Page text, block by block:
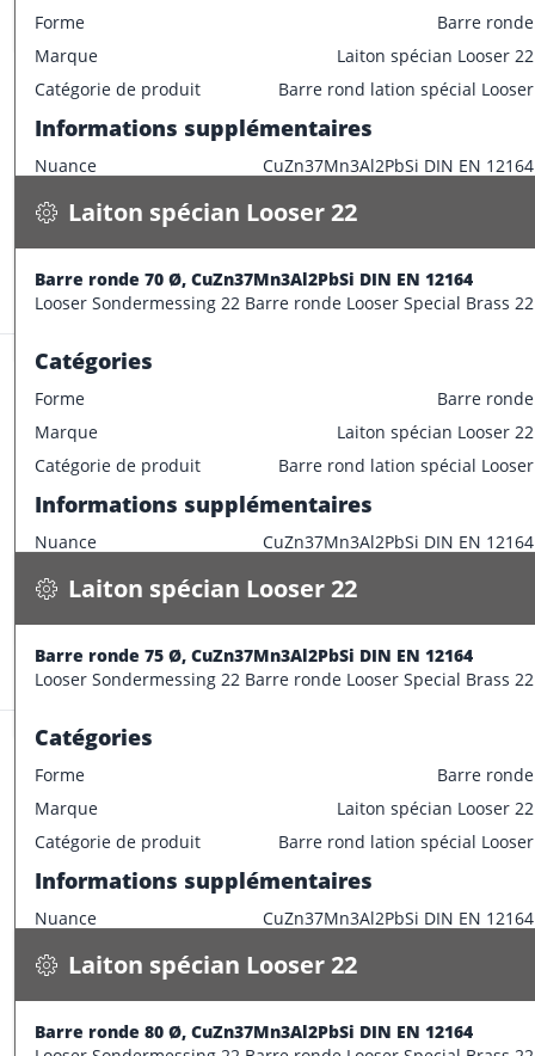
Forme
Barre ronde
Marque
Laiton spécian Looser 22
Catégorie de produit
Barre rond lation spécial Looser
Informations supplémentaires
Nuance CuZn37Mn3Al2PbSi DIN EN 12164
Caractéristiques dimensionnelles
Informations supplémentaires
Laiton spécian Looser 22
31.700 kg / m
Spécifications
Laiton spécian Looser 22
Barre ronde 70 Ø, CuZn37Mn3Al2PbSi DIN EN 12164
Looser Sondermessing 22 Barre ronde Looser Special Brass 22
Catégories
Forme
Barre ronde
Marque
Laiton spécian Looser 22
Catégorie de produit
Barre rond lation spécial Looser
Informations supplémentaires
Nuance CuZn37Mn3Al2PbSi DIN EN 12164
Caractéristiques dimensionnelles
Informations supplémentaires
CONFECTIONNER
Stock: 1.5 m
Laiton spécian Looser 22
36.400 kg / m
Spécifications
Laiton spécian Looser 22
Barre ronde 75 Ø, CuZn37Mn3Al2PbSi DIN EN 12164
Looser Sondermessing 22 Barre ronde Looser Special Brass 22
Catégories
Forme
Barre ronde
Marque
Laiton spécian Looser 22
Catégorie de produit
Barre rond lation spécial Looser
Informations supplémentaires
Nuance CuZn37Mn3Al2PbSi DIN EN 12164
Caractéristiques dimensionnelles
Informations supplémentaires
CONFECTIONNER
Stock: 1.4 m
Laiton spécian Looser 22
41.400 kg / m
Spécifications
Laiton spécian Looser 22
Barre ronde 80 Ø, CuZn37Mn3Al2PbSi DIN EN 12164
CONFECTIONNER
Stock: 1.4 m